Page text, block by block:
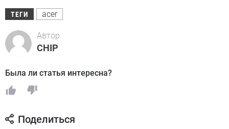
ТЕГИ acer
Автор
CHIP
Была ли статья интересна?
Поделиться